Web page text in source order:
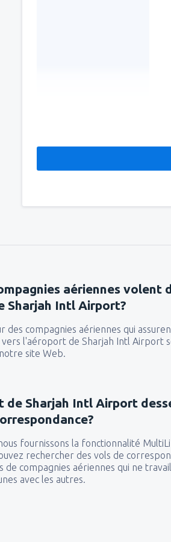
aériennes volent
Sharjah Intl Airport?
des compagnies aériennes qui
vers l'aéroport de Sharjah Intl Airport
site Web.
de Sharjah Intl Airport
fournissons la fonctionnalité
rechercher des vols de
de compagnies aériennes qui ne
avec les autres.